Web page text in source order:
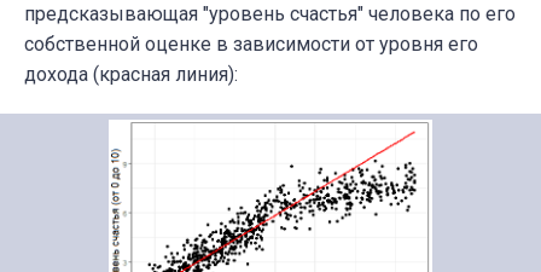
предсказывающая "уровень счастья" человека по его
собственной оценке в зависимости от уровня его
дохода (красная линия):